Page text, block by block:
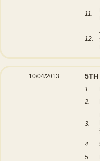
11.
12.
10/04/2013 5TH
1.
2.
3.
4.
5.